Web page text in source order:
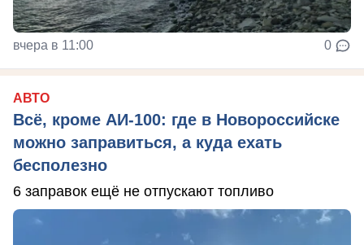
вчера в 11:00 0
АВТО
Всё, кроме АИ-100: где в Новороссийске
можно заправиться, а куда ехать
бесполезно
6 заправок ещё не отпускают топливо